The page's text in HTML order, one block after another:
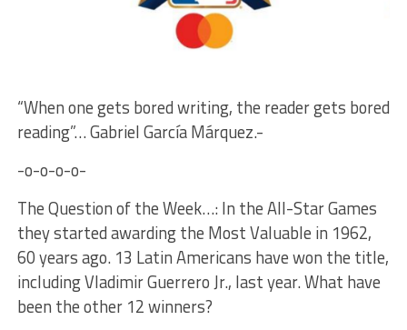
“When one gets bored writing, the reader gets bored
reading”… Gabriel García Márquez.-
-o-o-o-o-
The Question of the Week…: In the All-Star Games
they started awarding the Most Valuable in 1962,
60 years ago. 13 Latin Americans have won the title,
including Vladimir Guerrero Jr., last year. What have
been the other 12 winners?